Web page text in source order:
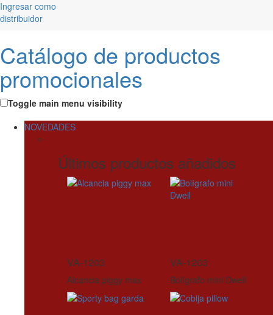
Ingresar como
distribuidor
Catálogo de productos
promocionales
Toggle main menu visibility
NOVEDADES
Últimos productos añadidos
VA-1203
Alcancia piggy max
VA-1203
Bolígrafo mini Dwell